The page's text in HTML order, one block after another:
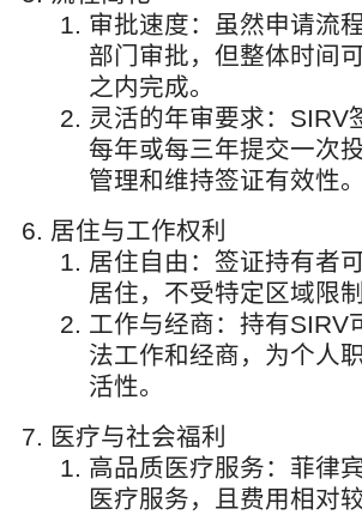
审批速度：虽然申请流
部门审批，但整体时间
之内完成。
灵活的年审要求：SIRV
每年或每三年提交一次
管理和维持签证有效性。
居住与工作权利
居住自由：签证持有者
居住，不受特定区域限制
工作与经商：持有SIRV
法工作和经商，为个人
活性。
医疗与社会福利
高品质医疗服务：菲律
医疗服务，且费用相对